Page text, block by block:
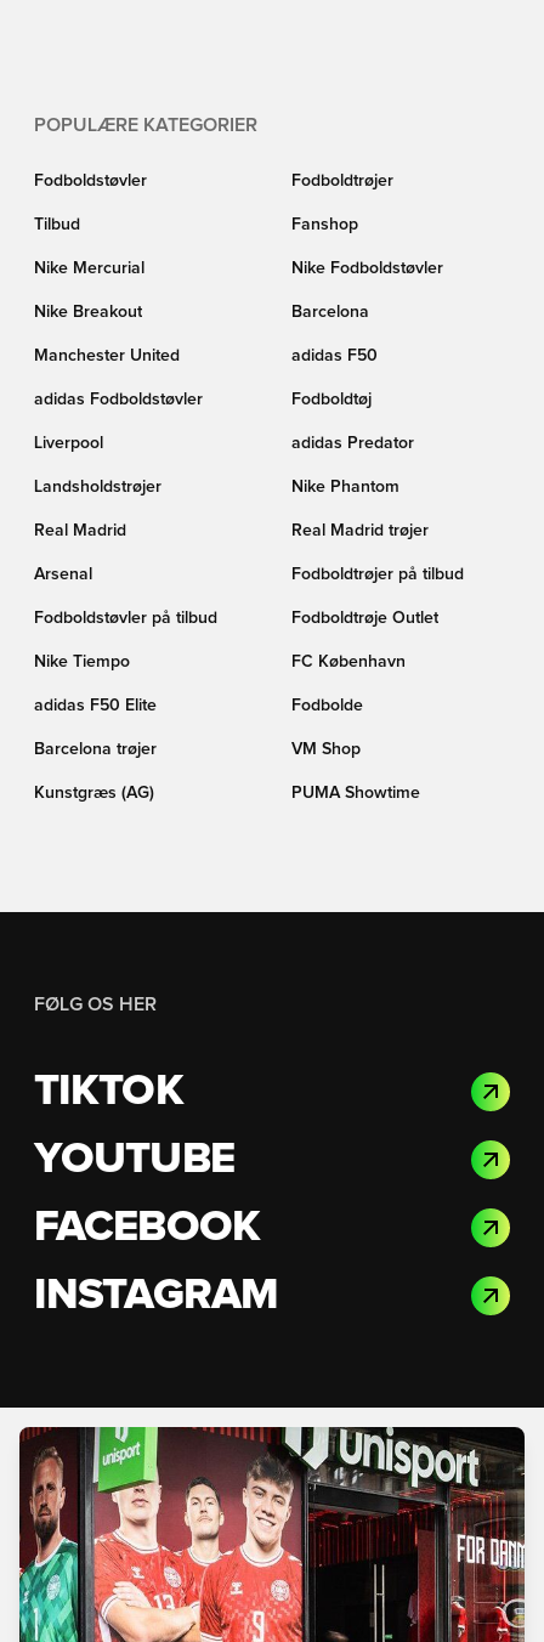
POPULÆRE KATEGORIER
Fodboldstøvler Fodboldtrøjer
Tilbud Fanshop
Nike Mercurial Nike Fodboldstøvler
Nike Breakout Barcelona
Manchester United adidas F50
adidas Fodboldstøvler Fodboldtøj
Liverpool adidas Predator
Landsholdstrøjer Nike Phantom
Real Madrid Real Madrid trøjer
Arsenal Fodboldtrøjer på tilbud
Fodboldstøvler på tilbud Fodboldtrøje Outlet
Nike Tiempo FC København
adidas F50 Elite Fodbolde
Barcelona trøjer VM Shop
Kunstgræs (AG) PUMA Showtime
FØLG OS HER
TIKTOK
YOUTUBE
FACEBOOK
INSTAGRAM